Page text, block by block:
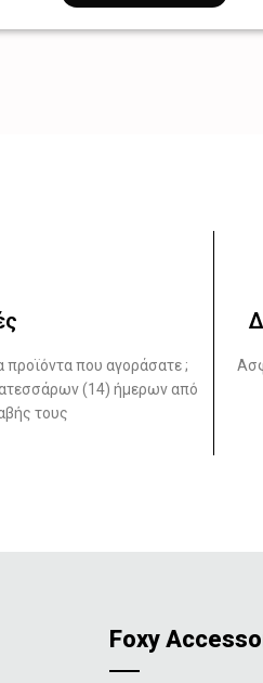
προϊόντα που αγοράσατε ;
(14) ήμερων από
τους
Foxy